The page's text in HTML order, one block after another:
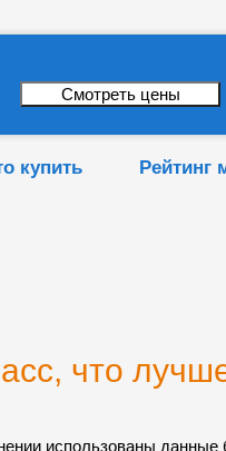
купить Рейтинг
что
использованы данные